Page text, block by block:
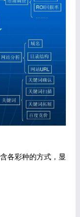
各彩种的方式，显